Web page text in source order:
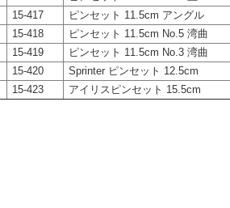
15-417
ピンセット 11.5cm アングル
15-418
ピンセット 11.5cm No.5 湾曲
15-419
ピンセット 11.5cm No.3 湾曲
15-420
Sprinter ピンセット 12.5cm
15-423 アイリスピンセット 15.5cm